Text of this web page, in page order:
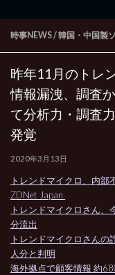
時事NEWS/韓国・中国製
昨年11月のトレ
情報漏洩、調査
て分析力・調査
発覚
2020年3月13日
トレンドマイクロ、内部
ZDNet Japan
トレンドマイクロさん
分流出
トレンドマイクロさん
人分と判明
海外拠点で顧客情報 約